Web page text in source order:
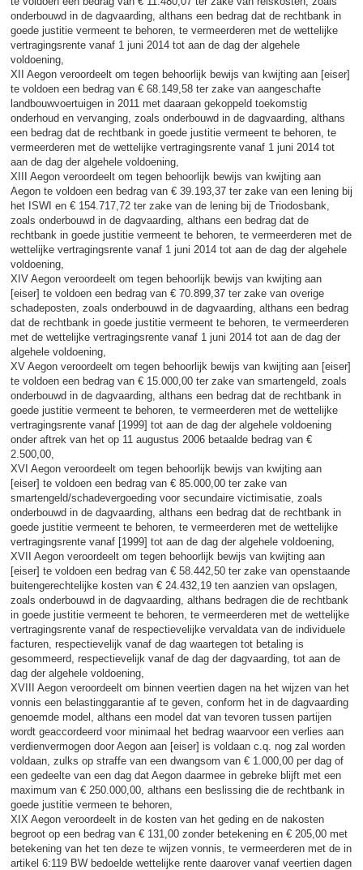
onderbouwd in de dagvaarding, althans een bedrag dat de rechtbank in
goede justitie vermeent te behoren, te vermeerderen met de wettelijke
vertragingsrente vanaf 1 juni 2014 tot aan de dag der algehele
voldoening,
XII Aegon veroordeelt om tegen behoorlijk bewijs van kwijting aan [eiser]
te voldoen een bedrag van € 68.149,58 ter zake van aangeschafte
landbouwvoertuigen in 2011 met daaraan gekoppeld toekomstig
onderhoud en vervanging, zoals onderbouwd in de dagvaarding, althans
een bedrag dat de rechtbank in goede justitie vermeent te behoren, te
vermeerderen met de wettelijke vertragingsrente vanaf 1 juni 2014 tot
aan de dag der algehele voldoening,
XIII Aegon veroordeelt om tegen behoorlijk bewijs van kwijting aan
Aegon te voldoen een bedrag van € 39.193,37 ter zake van een lening bij
het ISWI en € 154.717,72 ter zake van de lening bij de Triodosbank,
zoals onderbouwd in de dagvaarding, althans een bedrag dat de
rechtbank in goede justitie vermeent te behoren, te vermeerderen met de
wettelijke vertragingsrente vanaf 1 juni 2014 tot aan de dag der algehele
voldoening,
XIV Aegon veroordeelt om tegen behoorlijk bewijs van kwijting aan
[eiser] te voldoen een bedrag van € 70.899,37 ter zake van overige
schadeposten, zoals onderbouwd in de dagvaarding, althans een bedrag
dat de rechtbank in goede justitie vermeent te behoren, te vermeerderen
met de wettelijke vertragingsrente vanaf 1 juni 2014 tot aan de dag der
algehele voldoening,
XV Aegon veroordeelt om tegen behoorlijk bewijs van kwijting aan [eiser]
te voldoen een bedrag van € 15.000,00 ter zake van smartengeld, zoals
onderbouwd in de dagvaarding, althans een bedrag dat de rechtbank in
goede justitie vermeent te behoren, te vermeerderen met de wettelijke
vertragingsrente vanaf [1999] tot aan de dag der algehele voldoening
onder aftrek van het op 11 augustus 2006 betaalde bedrag van €
2.500,00,
XVI Aegon veroordeelt om tegen behoorlijk bewijs van kwijting aan
[eiser] te voldoen een bedrag van € 85.000,00 ter zake van
smartengeld/schadevergoeding voor secundaire victimisatie, zoals
onderbouwd in de dagvaarding, althans een bedrag dat de rechtbank in
goede justitie vermeent te behoren, te vermeerderen met de wettelijke
vertragingsrente vanaf [1999] tot aan de dag der algehele voldoening,
XVII Aegon veroordeelt om tegen behoorlijk bewijs van kwijting aan
[eiser] te voldoen een bedrag van € 58.442,50 ter zake van openstaande
buitengerechtelijke kosten van € 24.432,19 ten aanzien van opslagen,
zoals onderbouwd in de dagvaarding, althans bedragen die de rechtbank
in goede justitie vermeent te behoren, te vermeerderen met de wettelijke
vertragingsrente vanaf de respectievelijke vervaldata van de individuele
facturen, respectievelijk vanaf de dag waartegen tot betaling is
gesommeerd, respectievelijk vanaf de dag der dagvaarding, tot aan de
dag der algehele voldoening,
XVIII Aegon veroordeelt om binnen veertien dagen na het wijzen van het
vonnis een belastinggarantie af te geven, conform het in de dagvaarding
genoemde model, althans een model dat van tevoren tussen partijen
wordt geaccordeerd voor minimaal het bedrag waarvoor een verlies aan
verdienvermogen door Aegon aan [eiser] is voldaan c.q. nog zal worden
voldaan, zulks op straffe van een dwangsom van € 1.000,00 per dag of
een gedeelte van een dag dat Aegon daarmee in gebreke blijft met een
maximum van € 250.000,00, althans een beslissing die de rechtbank in
goede justitie vermeen te behoren,
XIX Aegon veroordeelt in de kosten van het geding en de nakosten
begroot op een bedrag van € 131,00 zonder betekening en € 205,00 met
betekening van het ten deze te wijzen vonnis, te vermeerderen met de in
artikel 6:119 BW bedoelde wettelijke rente daarover vanaf veertien dagen